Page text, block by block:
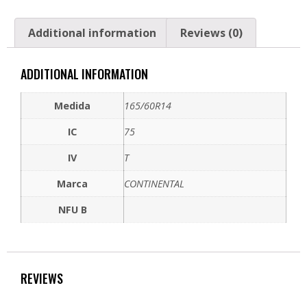
Additional information Reviews (0)
ADDITIONAL INFORMATION
Medida
165/60R14
IC
75
IV
T
Marca
CONTINENTAL
NFU B
REVIEWS